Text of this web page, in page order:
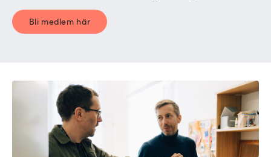
Bli medlem här